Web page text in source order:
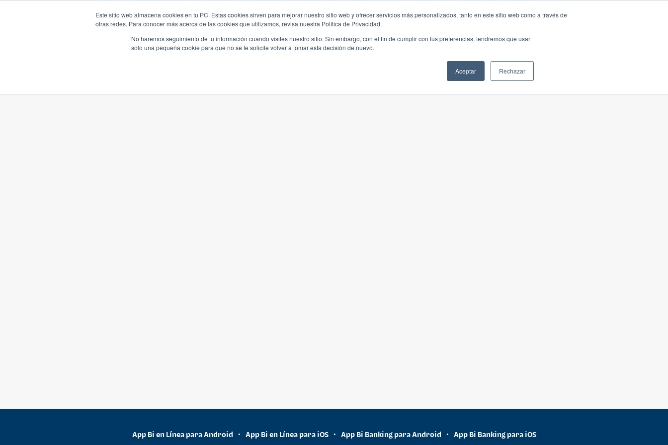
Este sitio web almacena cookies en tu PC. Estas cookies sirven para mejorar nuestro sitio web y ofrecer servicios más personalizados, tanto en este sitio web como a través de
otras redes. Para conocer más acerca de las cookies que utilizamos, revisa nuestra Política de Privacidad.
No haremos seguimiento de tu información cuando visites nuestro sitio. Sin embargo, con el fin de cumplir con tus preferencias, tendremos que usar
solo una pequeña cookie para que no se te solicite volver a tomar esta decisión de nuevo.
Aceptar Rechazar
App Bi en Línea para Android • App Bi en Línea para iOS • App Bi Banking para Android • App Bi Banking para iOS